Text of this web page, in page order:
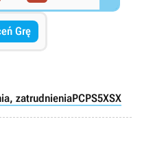
Grę
zatrudnieniaPCPS5XSX